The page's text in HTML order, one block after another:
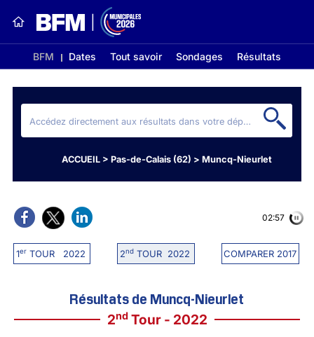
BFM Dates Tout savoir Sondages Résultats
ACCUEIL > Pas-de-Calais (62) > Muncq-Nieurlet
1erTOUR 2022 2ndTOUR 2022 COMPARER 2017
02:56
Résultats de Muncq-Nieurlet
2ndTour - 2022